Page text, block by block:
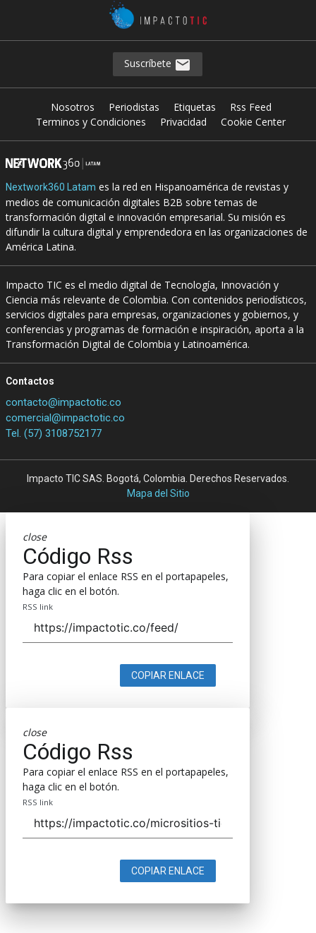
Suscríbete
Nosotros Periodistas Etiquetas
Rss Feed
Terminos y Condiciones
Privacidad Cookie Center
Nextwork360 Latam es la red en Hispanoamérica de revistas y
medios de comunicación digitales B2B sobre temas de
transformación digital e innovación empresarial. Su misión es
difundir la cultura digital y emprendedora en las organizaciones de
América Latina.
Impacto TIC es el medio digital de Tecnología, Innovación y
Ciencia más relevante de Colombia. Con contenidos periodísticos,
servicios digitales para empresas, organizaciones y gobiernos, y
conferencias y programas de formación e inspiración, aporta a la
Transformación Digital de Colombia y Latinoamérica.
Contactos
contacto@impactotic.co
comercial@impactotic.co
Tel. (57) 3108752177
Impacto TIC SAS. Bogotá, Colombia. Derechos Reservados.
Mapa del Sitio
close
Código Rss
Para copiar el enlace RSS en el portapapeles,
haga clic en el botón.
RSS link
COPIAR ENLACE
close
Código Rss
Para copiar el enlace RSS en el portapapeles,
haga clic en el botón.
RSS link
COPIAR ENLACE